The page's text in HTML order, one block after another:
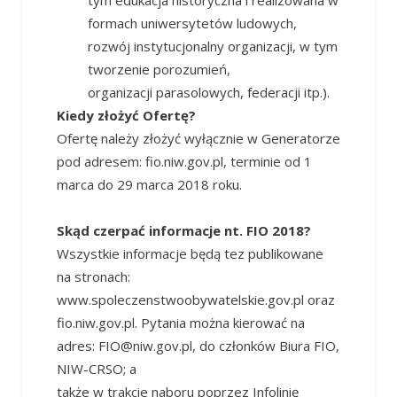
formach uniwersytetów ludowych,
rozwój instytucjonalny organizacji, w tym
tworzenie porozumień,
organizacji parasolowych, federacji itp.).
Kiedy złożyć Ofertę?
Ofertę należy złożyć wyłącznie w Generatorze
pod adresem: fio.niw.gov.pl, terminie od 1
marca do 29 marca 2018 roku.
Skąd czerpać informacje nt. FIO 2018?
Wszystkie informacje będą tez publikowane
na stronach:
www.spoleczenstwoobywatelskie.gov.pl oraz
fio.niw.gov.pl. Pytania można kierować na
adres: FIO@niw.gov.pl, do członków Biura FIO,
NIW-CRSO; a
także w trakcie naboru poprzez Infolinię